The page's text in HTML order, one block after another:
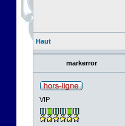
Haut
markerror
VIP